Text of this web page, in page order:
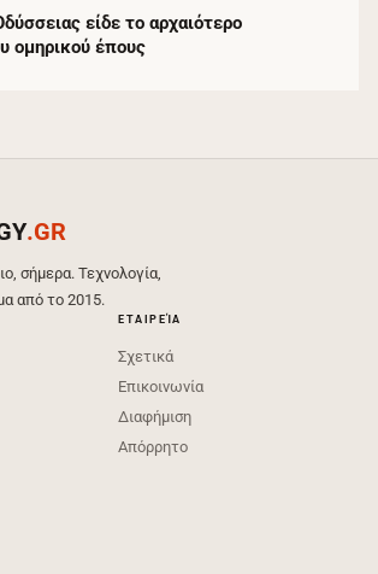
είδε το αρχαιότερο
ομηρικού έπους
.GR
σήμερα. Τεχνολογία,
από το 2015.
ΕΤΑΙΡΕΊΑ
Σχετικά
Επικοινωνία
Διαφήμιση
Απόρρητο